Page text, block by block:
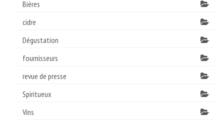
Bières
cidre
Dégustation
fournisseurs
revue de presse
Spiritueux
Vins